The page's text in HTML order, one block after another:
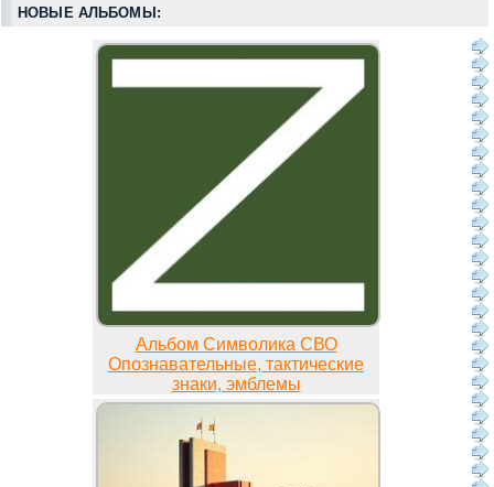
НОВЫЕ АЛЬБОМЫ:
Альбом Символика СВО
Опознавательные, тактические
знаки, эмблемы